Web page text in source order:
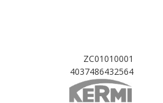
ZC01010001
4037486432564